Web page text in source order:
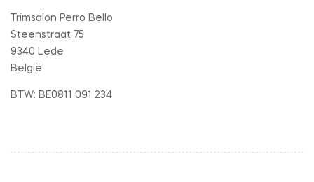
Trimsalon Perro Bello
Steenstraat 75
9340 Lede
België
BTW: BE0811 091 234